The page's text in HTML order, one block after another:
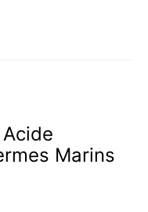
Marins